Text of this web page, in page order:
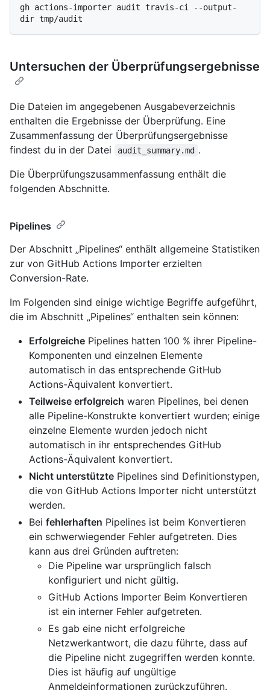
gh actions-importer audit travis-ci --output-
Untersuchen der Überprüfungsergebnisse
Die Dateien im angegebenen Ausgabeverzeichnis
enthalten die Ergebnisse der Überprüfung. Eine
Zusammenfassung der Überprüfungsergebnisse
findest du in der Datei
audit_summary.md .
Die Überprüfungszusammenfassung enthält die
folgenden Abschnitte.
Pipelines
Der Abschnitt „Pipelines“ enthält allgemeine Statistiken
zur von GitHub Actions Importer erzielten
Conversion-Rate.
Im Folgenden sind einige wichtige Begriffe aufgeführt,
die im Abschnitt „Pipelines“ enthalten sein können:
Erfolgreiche Pipelines hatten 100 % ihrer Pipeline-
Komponenten und einzelnen Elemente
automatisch in das entsprechende GitHub
Actions-Äquivalent konvertiert.
Teilweise erfolgreich waren Pipelines, bei denen
alle Pipeline-Konstrukte konvertiert wurden; einige
einzelne Elemente wurden jedoch nicht
automatisch in ihr entsprechendes GitHub
Actions-Äquivalent konvertiert.
Nicht unterstützte Pipelines sind Definitionstypen,
die von GitHub Actions Importer nicht unterstützt
werden.
Bei fehlerhaften Pipelines ist beim Konvertieren
ein schwerwiegender Fehler aufgetreten. Dies
kann aus drei Gründen auftreten:
Die Pipeline war ursprünglich falsch
konfiguriert und nicht gültig.
GitHub Actions Importer Beim Konvertieren
ist ein interner Fehler aufgetreten.
Es gab eine nicht erfolgreiche
Netzwerkantwort, die dazu führte, dass auf
die Pipeline nicht zugegriffen werden konnte.
Dies ist häufig auf ungültige
Anmeldeinformationen zurückzuführen.